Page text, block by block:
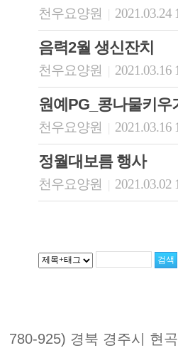
천우요양원 2021.03.24
음력2월 생신잔치
천우요양원 2021.03.16
원예PG_콩나물키우
천우요양원 2021.03.16
정월대보름 행사
천우요양원 2021.03.02
780-925) 경북 경주시 현